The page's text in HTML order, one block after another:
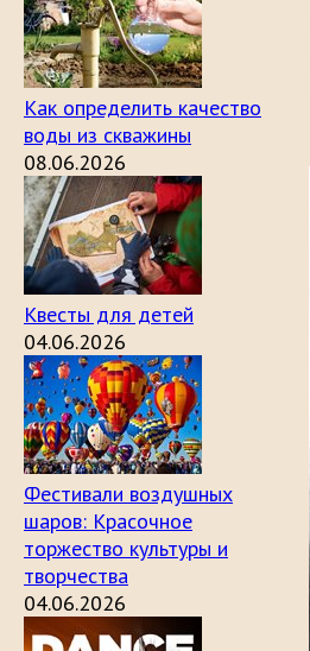
Как определить качество
воды из скважины
08.06.2026
Квесты для детей
04.06.2026
Фестивали воздушных
шаров: Красочное
торжество культуры и
творчества
04.06.2026